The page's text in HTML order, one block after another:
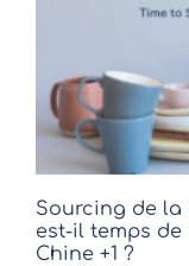
Sourcing de la
est-il temps
Chine +1 ?